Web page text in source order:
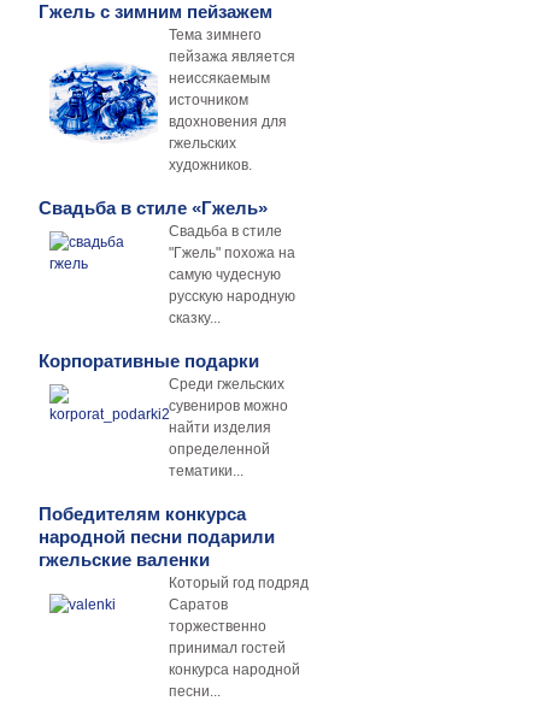
Гжель с зимним пейзажем
Тема зимнего
пейзажа является
неиссякаемым
источником
вдохновения для
гжельских
художников.
Свадьба в стиле «Гжель»
Свадьба в стиле
"Гжель" похожа на
самую чудесную
русскую народную
сказку...
Корпоративные подарки
Среди гжельских
сувениров можно
найти изделия
определенной
тематики...
Победителям конкурса
народной песни подарили
гжельские валенки
Который год подряд
Саратов
торжественно
принимал гостей
конкурса народной
песни...